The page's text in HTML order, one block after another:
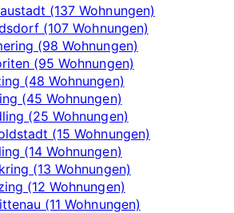
(137 Wohnungen)
(107 Wohnungen)
(98 Wohnungen)
(95 Wohnungen)
(48 Wohnungen)
(45 Wohnungen)
(25 Wohnungen)
(15 Wohnungen)
(14 Wohnungen)
(13 Wohnungen)
(12 Wohnungen)
(11 Wohnungen)